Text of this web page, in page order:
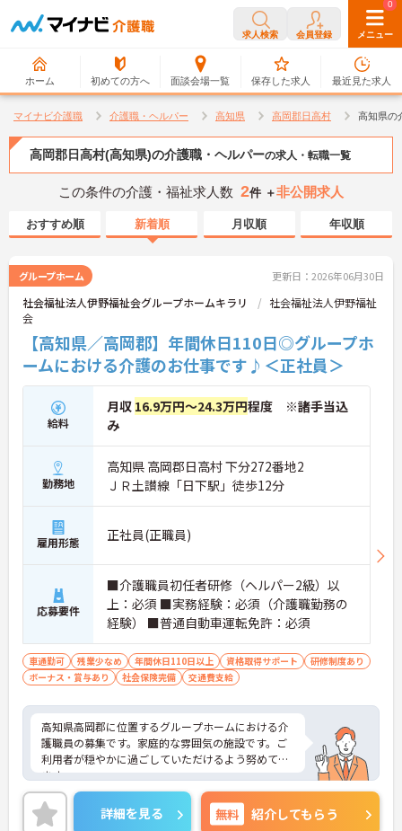
求人検索 会員登録 メニュー
ホーム 初めての方へ 面談会場一覧
0
保存した求人
0
最近見た求人
マイナビ介護職 介護職・ヘルパー 高知県 高岡郡日高村 高知県の
高岡郡日高村(高知県)の介護職・ヘルパーの求人・転職一覧
この条件の介護・福祉求人数 2件 ＋非公開求人
おすすめ順 新着順 月収順 年収順
グループホーム 更新日：2026年06月30日
社会福祉法人伊野福祉会グループホームキラリ
社会福祉法人伊野福祉
会
【高知県／高岡郡】年間休日110日◎グループホ
ームにおける介護のお仕事です♪＜正社員＞
給料
月収 16.9万円～24.3万円程度 ※諸手当込
み
勤務地
高知県 高岡郡日高村 下分272番地2
ＪＲ土讃線「日下駅」徒歩12分
雇用形態 正社員(正職員)
応募要件
■介護職員初任者研修（ヘルパー2級）以
上：必須 ■実務経験：必須（介護職勤務の
経験） ■普通自動車運転免許：必須
車通勤可 残業少なめ 年間休日110日以上 資格取得サポート
研修制度あり
ボーナス・賞与あり
社会保険完備 交通費支給
高知県高岡郡に位置するグループホームにおける介
護職員の募集です。家庭的な雰囲気の施設です。ご
利用者が穏やかに過ごしていただけるよう努めてい
ます。
年間休日は110日もあり、プライベートを大切にし
ながらご勤務いただけます。ご利用者一人ひとりに
寄り添って、その方に合わせた介護サービスの提供
詳細を見る 無料 紹介してもらう